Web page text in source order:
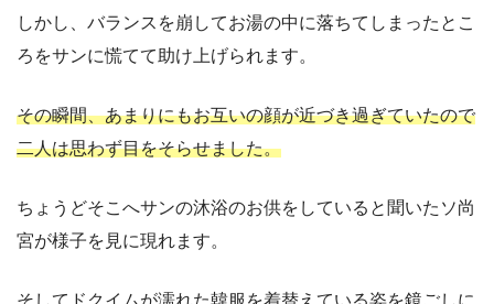
しかし、バランスを崩してお湯の中に落ちてしまったとこ
ろをサンに慌てて助け上げられます。
その瞬間、あまりにもお互いの顔が近づき過ぎていたので
二人は思わず目をそらせました。
ちょうどそこへサンの沐浴のお供をしていると聞いたソ尚
宮が様子を見に現れます。
そしてドクイムが濡れた韓服を着替えている姿を鏡ごしに